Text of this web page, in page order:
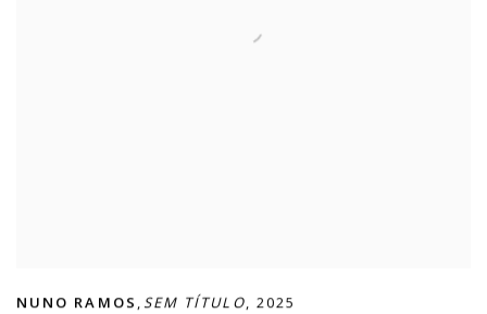
NUNO RAMOS , SEM TÍTULO, 2025